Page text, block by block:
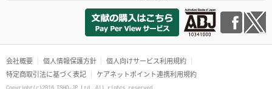
会社概要 個人情報保護方針
個人向けサービス利用規約
特定商取引法に基づく表記
ケアネットポイント連携利用規約